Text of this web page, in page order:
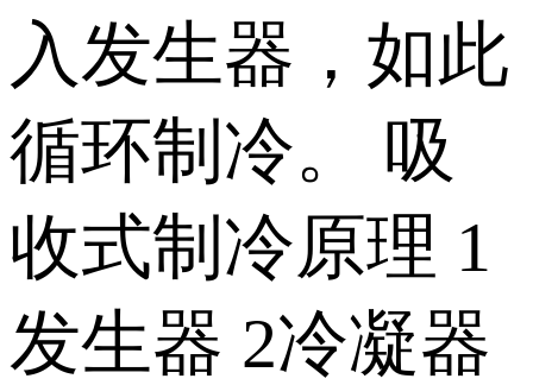
入发生器，如此
循环制冷。 吸
收式制冷原理 1
发生器 2冷凝器